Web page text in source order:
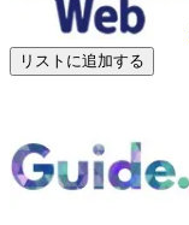
リストに追加する